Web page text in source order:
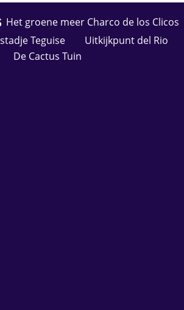
Het groene meer Charco de los Clicos
Teguise
Uitkijkpunt del Rio
De Cactus Tuin